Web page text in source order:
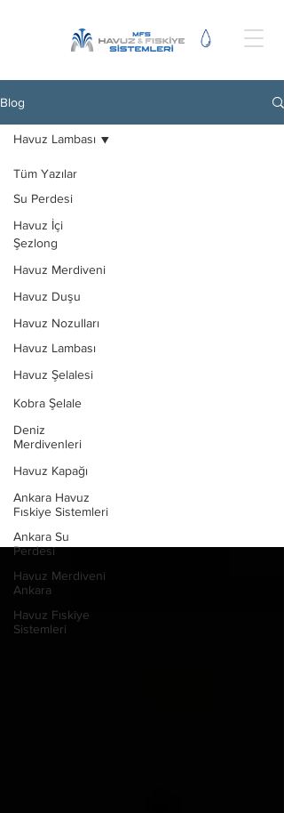
Blog
Tüm Yazılar
Su Perdesi
Havuz İçi
Şezlong
Havuz Merdiveni
Havuz Duşu
Havuz Nozulları
Havuz Lambası
Havuz Şelalesi
Kobra Şelale
Deniz
Merdivenleri
Havuz Kapağı
Ankara Havuz
Fıskiye Sistemleri
Ankara Su
Perdesi
Havuz Merdiveni
Ankara
Havuz Fıskiye
Sistemleri
Havuz Lambası
Havuz
Lambası
Havuz lambası,havuz
lambası led,havuz
lambası fiyatları,havuz
lambası led
fiyatları,havuz lamba
çeşitleri,havuz
aydınlatma,havuz led
lambası için tüm
detaylar.